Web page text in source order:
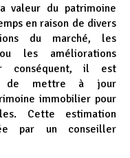
du patrimoine
en raison de divers
du marché, les
les améliorations
conséquent, il est
de mettre à jour
immobilier pour
Cette estimation
par un conseiller